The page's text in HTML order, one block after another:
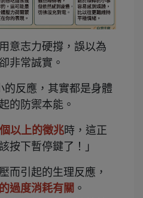
意志力硬撐，誤以為
非常誠實。
的反應，其實都是身體
的防禦本能。
以上的徵兆時，這正
按下暫停鍵了！」
而引起的生理反應，
過度消耗有關 。